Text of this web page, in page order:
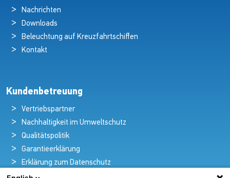
Nachrichten
Downloads
Beleuchtung auf Kreuzfahrtschiffen
Kontakt
Kundenbetreuung
Vertriebspartner
Nachhaltigkeit im Umweltschutz
Qualitätspolitik
Garantieerklärung
Erklärung zum Datenschutz
Rechtlicher Hinweis